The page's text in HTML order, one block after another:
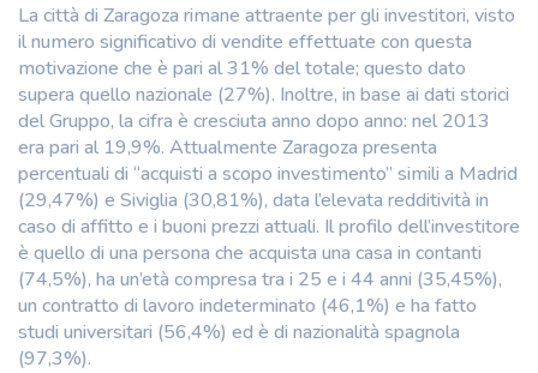
La città di Zaragoza rimane attraente per gli investitori, visto
il numero significativo di vendite effettuate con questa
motivazione che è pari al 31% del totale; questo dato
supera quello nazionale (27%). Inoltre, in base ai dati storici
del Gruppo, la cifra è cresciuta anno dopo anno: nel 2013
era pari al 19,9%. Attualmente Zaragoza presenta
percentuali di “acquisti a scopo investimento” simili a Madrid
(29,47%) e Siviglia (30,81%), data l’elevata redditività in
caso di affitto e i buoni prezzi attuali. Il profilo dell’investitore
è quello di una persona che acquista una casa in contanti
(74,5%), ha un’età compresa tra i 25 e i 44 anni (35,45%),
un contratto di lavoro indeterminato (46,1%) e ha fatto
studi universitari (56,4%) ed è di nazionalità spagnola
(97,3%).